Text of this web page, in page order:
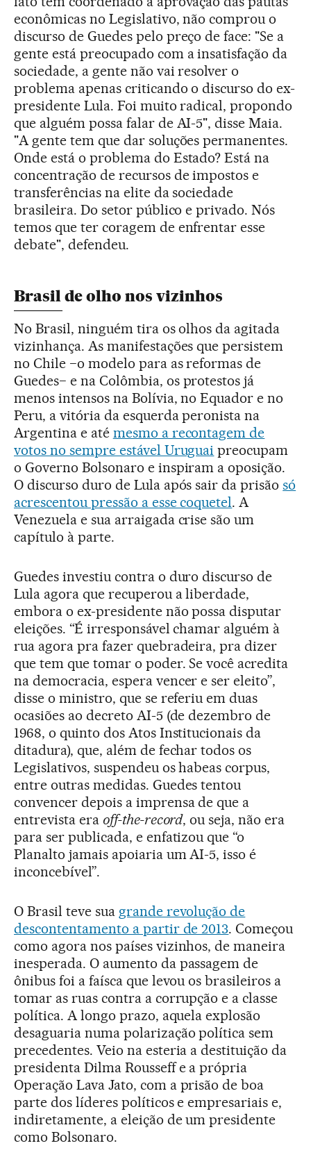
econômicas no Legislativo, não comprou o
discurso de Guedes pelo preço de face: "Se a
gente está preocupado com a insatisfação da
sociedade, a gente não vai resolver o
problema apenas criticando o discurso do ex-
presidente Lula. Foi muito radical, propondo
que alguém possa falar de AI-5", disse Maia.
"A gente tem que dar soluções permanentes.
Onde está o problema do Estado? Está na
concentração de recursos de impostos e
transferências na elite da sociedade
brasileira. Do setor público e privado. Nós
temos que ter coragem de enfrentar esse
debate", defendeu.
Brasil de olho nos vizinhos
No Brasil, ninguém tira os olhos da agitada
vizinhança. As manifestações que persistem
no Chile −o modelo para as reformas de
Guedes− e na Colômbia, os protestos já
menos intensos na Bolívia, no Equador e no
Peru, a vitória da esquerda peronista na
Argentina e até mesmo a recontagem de
votos no sempre estável Uruguai preocupam
o Governo Bolsonaro e inspiram a oposição.
O discurso duro de Lula após sair da prisãosó
acrescentou pressão a esse coquetel. A
Venezuela e sua arraigada crise são um
capítulo à parte.
Guedes investiu contra o duro discurso de
Lula agora que recuperou a liberdade,
embora o ex-presidente não possa disputar
eleições. “É irresponsável chamar alguém à
rua agora pra fazer quebradeira, pra dizer
que tem que tomar o poder. Se você acredita
na democracia, espera vencer e ser eleito”,
disse o ministro, que se referiu em duas
ocasiões ao decreto AI-5 (de dezembro de
1968, o quinto dos Atos Institucionais da
ditadura), que, além de fechar todos os
Legislativos, suspendeu os habeas corpus,
entre outras medidas. Guedes tentou
convencer depois a imprensa de que a
entrevista era off-the-record, ou seja, não era
para ser publicada, e enfatizou que “o
Planalto jamais apoiaria um AI-5, isso é
inconcebível”.
O Brasil teve sua grande revolução de
descontentamento a partir de 2013. Começou
como agora nos países vizinhos, de maneira
inesperada. O aumento da passagem de
ônibus foi a faísca que levou os brasileiros a
tomar as ruas contra a corrupção e a classe
política. A longo prazo, aquela explosão
desaguaria numa polarização política sem
precedentes. Veio na esteria a destituição da
presidenta Dilma Rousseff e a própria
Operação Lava Jato, com a prisão de boa
parte dos líderes políticos e empresariais e,
indiretamente, a eleição de um presidente
como Bolsonaro.